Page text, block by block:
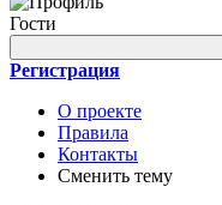
Гости
Регистрация
О проекте
Правила
Контакты
Сменить тему